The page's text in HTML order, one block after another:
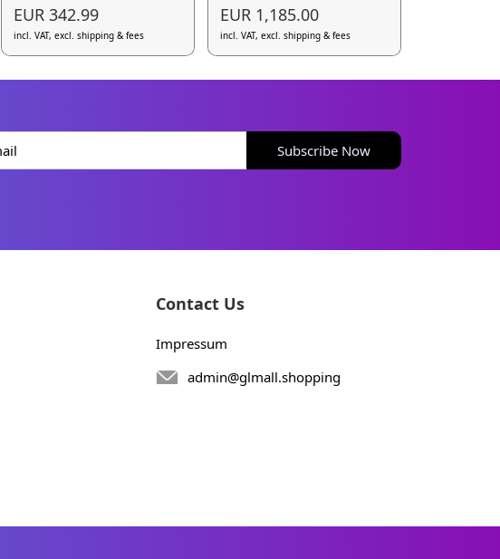
EUR 342.99
incl. VAT, excl. shipping & fees
EUR 1,185.00
incl. VAT, excl. shipping & fees
Subscribe Now
Contact Us
Impressum
admin@glmall.shopping